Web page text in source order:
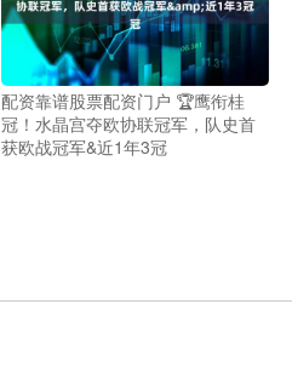
配资靠谱股票配资门户 🏆鹰衔桂
冠！水晶宫夺欧协联冠军，队史首
获欧战冠军&近1年3冠